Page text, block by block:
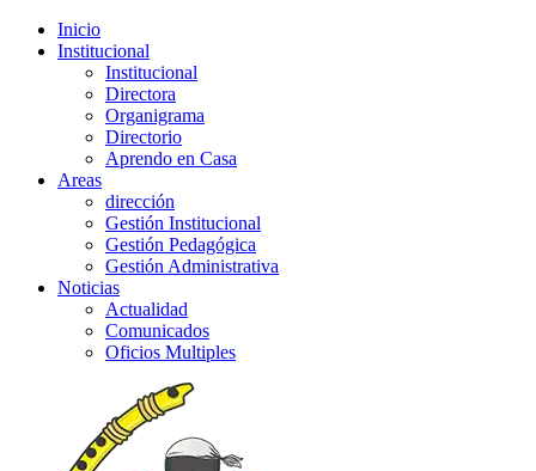
Inicio
Institucional
Institucional
Directora
Organigrama
Directorio
Aprendo en Casa
Areas
dirección
Gestión Institucional
Gestión Pedagógica
Gestión Administrativa
Noticias
Actualidad
Comunicados
Oficios Multiples